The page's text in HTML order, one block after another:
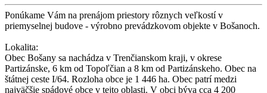
Ponúkame Vám na prenájom priestory rôznych veľkostí v
priemyselnej budove - výrobno prevádzkovom objekte v Bošanoch.
Lokalita:
Obec Bošany sa nachádza v Trenčianskom kraji, v okrese
Partizánske, 6 km od Topoľčian a 8 km od Partizánskeho. Obec na
štátnej ceste I/64. Rozloha obce je 1 446 ha. Obec patrí medzi
najväčšie spádové obce v tejto oblasti. V obci býva cca 4 200